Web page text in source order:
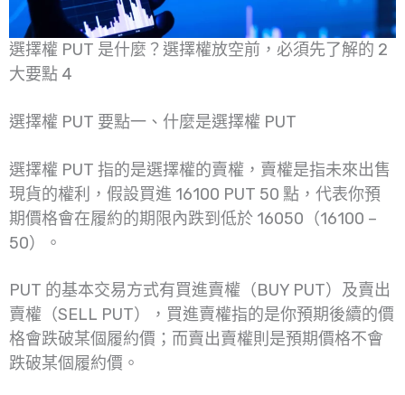
選擇權 PUT 是什麼？選擇權放空前，必須先了解的 2
大要點 4
選擇權 PUT 要點一、什麼是選擇權 PUT
選擇權 PUT 指的是選擇權的賣權，賣權是指未來出售
現貨的權利，假設買進 16100 PUT 50 點，代表你預
期價格會在履約的期限內跌到低於 16050（16100 –
50）。
PUT 的基本交易方式有買進賣權（BUY PUT）及賣出
賣權（SELL PUT），買進賣權指的是你預期後續的價
格會跌破某個履約價；而賣出賣權則是預期價格不會
跌破某個履約價。